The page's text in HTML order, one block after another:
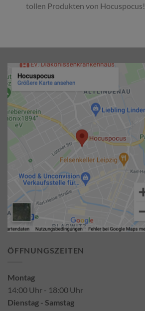
tollen Produkten von Hocuspocus!
ÖFFNUNGSZEITEN
Montag
14:00 Uhr - 18:00 Uhr
Dienstag - Samstag